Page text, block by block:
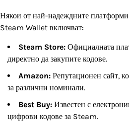
Някои от най-надеждните платформи
Steam Wallet включват:
Steam Store: Официалната
директно да закупите кодове.
Amazon: Репутационен сайт,
за различни номинали.
Best Buy: Известен с
цифрови кодове за Steam.